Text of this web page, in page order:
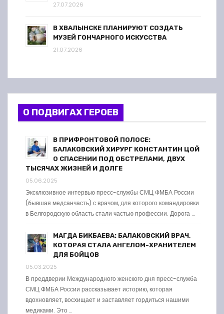
27.07.2026
В ХВАЛЫНСКЕ ПЛАНИРУЮТ СОЗДАТЬ
МУЗЕЙ ГОНЧАРНОГО ИСКУССТВА
21.07.2026
О ПОДВИГАХ ГЕРОЕВ
В ПРИФРОНТОВОЙ ПОЛОСЕ:
БАЛАКОВСКИЙ ХИРУРГ КОНСТАНТИН ЦОЙ
О СПАСЕНИИ ПОД ОБСТРЕЛАМИ, ДВУХ
ТЫСЯЧАХ ЖИЗНЕЙ И ДОЛГЕ
05.06.2025
Эксклюзивное интервью пресс-службы СМЦ ФМБА России
(бывшая медсанчасть) с врачом, для которого командировки
в Белгородскую область стали частью профессии. Дорога …
МАГДА БИКБАЕВА: БАЛАКОВСКИЙ ВРАЧ,
КОТОРАЯ СТАЛА АНГЕЛОМ-ХРАНИТЕЛЕМ
ДЛЯ БОЙЦОВ
05.03.2025
В преддверии Международного женского дня пресс-служба
СМЦ ФМБА России рассказывает историю, которая
вдохновляет, восхищает и заставляет гордиться нашими
медиками. Это …